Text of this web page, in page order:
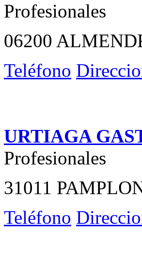
Profesionales
06200
Teléfono
URTIAGA
Profesionales
31011
Teléfono